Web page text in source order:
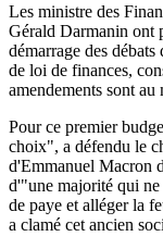
Les ministre des
Gérald Darmanin ont
démarrage des
de loi de finances,
amendements sont au
Pour ce premier
choix", a défendu le
d'Emmanuel Macron
d'"une majorité qui
de paye et alléger la
a clamé cet ancien